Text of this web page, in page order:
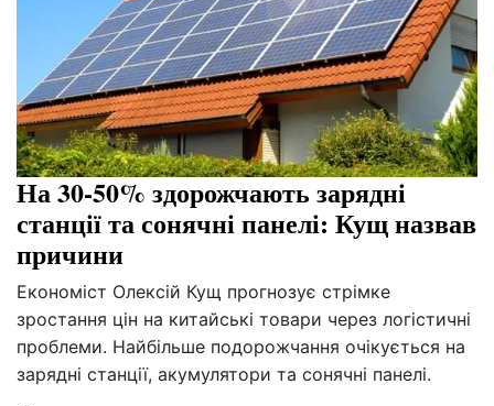
На 30-50% здорожчають зарядні
станції та сонячні панелі: Кущ назвав
причини
Економіст Олексій Кущ прогнозує стрімке
зростання цін на китайські товари через логістичні
проблеми. Найбільше подорожчання очікується на
зарядні станції, акумулятори та сонячні панелі.